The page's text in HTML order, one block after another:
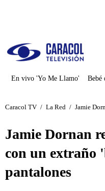
En vivo 'Yo Me Llamo' Bebé
Caracol TV / La Red / Jamie
Jamie Dornan
con un extraño
pantalones